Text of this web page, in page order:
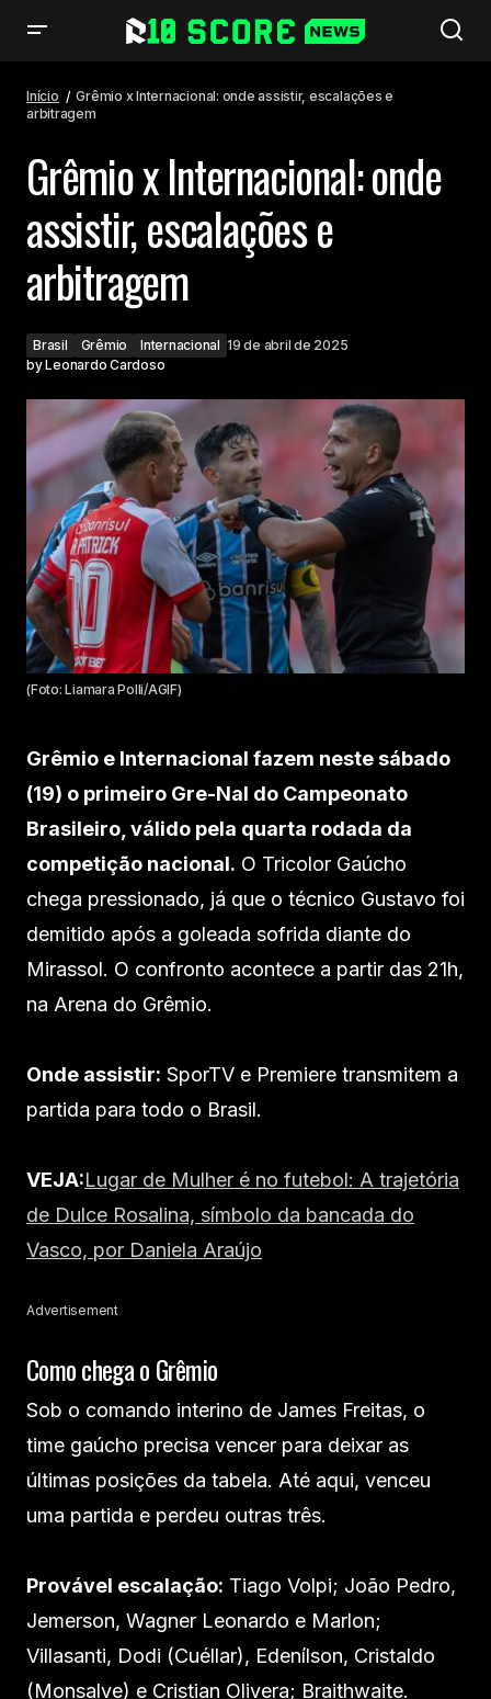
Início
Grêmio x Internacional: onde assistir, escalações e
arbitragem
Grêmio x Internacional: onde
assistir, escalações e
arbitragem
Brasil Grêmio Internacional 19 de abril de 2025
byLeonardo Cardoso
(Foto: Liamara Polli/AGIF)
Grêmio e Internacional fazem neste sábado
(19) o primeiro Gre-Nal do Campeonato
Brasileiro, válido pela quarta rodada da
competição nacional. O Tricolor Gaúcho
chega pressionado, já que o técnico Gustavo foi
demitido após a goleada sofrida diante do
Mirassol. O confronto acontece a partir das 21h,
na Arena do Grêmio.
Onde assistir: SporTV e Premiere transmitem a
partida para todo o Brasil.
VEJA:Lugar de Mulher é no futebol: A trajetória
de Dulce Rosalina, símbolo da bancada do
Vasco, por Daniela Araújo
Advertisement
Como chega o Grêmio
Sob o comando interino de James Freitas, o
time gaúcho precisa vencer para deixar as
últimas posições da tabela. Até aqui, venceu
uma partida e perdeu outras três.
Provável escalação: Tiago Volpi; João Pedro,
Jemerson, Wagner Leonardo e Marlon;
Villasanti, Dodi (Cuéllar), Edenílson, Cristaldo
(Monsalve) e Cristian Olivera; Braithwaite.